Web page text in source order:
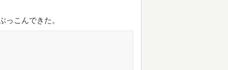
っこんできた。